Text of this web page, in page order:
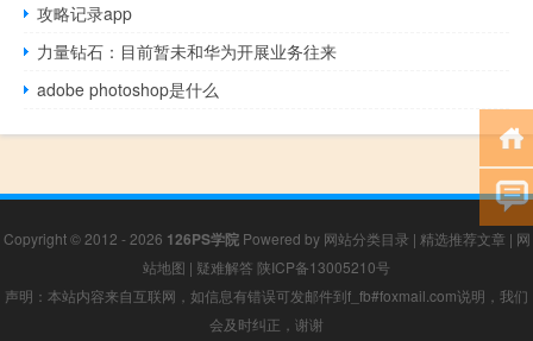
攻略记录app
力量钻石：目前暂未和华为开展业务往来
adobe photoshop是什么
Copyright © 2012 - 2026 126PS学院Powered by 网站分类目录 | 精选推荐文章 | 网
站地图 | 疑难解答 陕ICP备13005210号
声明：本站内容来自互联网，如信息有错误可发邮件到f_fb#foxmail.com说明，我们
会及时纠正，谢谢